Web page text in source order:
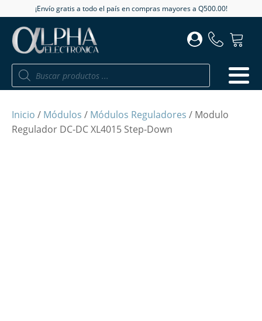
¡Envío gratis a todo el país en compras mayores a Q500.00!
Búsqueda
productos
Inicio / Módulos / Módulos Reguladores / Modulo
Regulador DC-DC XL4015 Step-Down